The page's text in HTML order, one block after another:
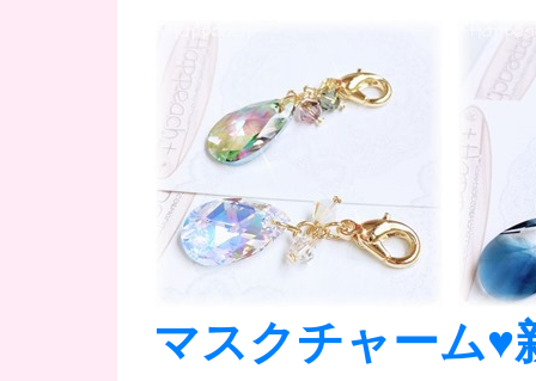
マスクチャーム♥